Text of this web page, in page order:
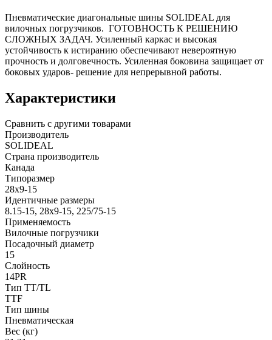
Пневматические диагональные шины SOLIDEAL для
вилочных погрузчиков. ГОТОВНОСТЬ К РЕШЕНИЮ
СЛОЖНЫХ ЗАДАЧ. Усиленный каркас и высокая
устойчивость к истиранию обеспечивают невероятную
прочность и долговечность. Усиленная боковина защищает от
боковых ударов- решение для непрерывной работы.
Характеристики
Сравнить с другими товарами
Производитель
SOLIDEAL
Страна производитель
Канада
Типоразмер
28x9-15
Идентичные размеры
8.15-15, 28x9-15, 225/75-15
Применяемость
Вилочные погрузчики
Посадочный диаметр
15
Слойность
14PR
Тип TT/TL
TTF
Тип шины
Пневматическая
Вес (кг)